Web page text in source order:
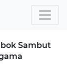
Sambut